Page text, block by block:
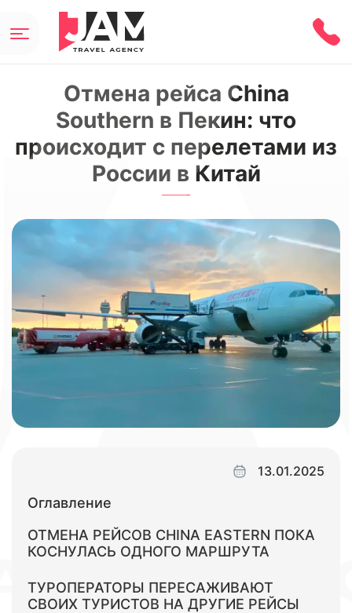
Отмена рейса China
Southern в Пекин: что
происходит с перелетами из
России в Китай
Оглавление
ОТМЕНА РЕЙСОВ CHINA EASTERN ПОКА
КОСНУЛАСЬ ОДНОГО МАРШРУТА
ТУРОПЕРАТОРЫ ПЕРЕСАЖИВАЮТ
СВОИХ ТУРИСТОВ НА ДРУГИЕ РЕЙСЫ
13.01.2025